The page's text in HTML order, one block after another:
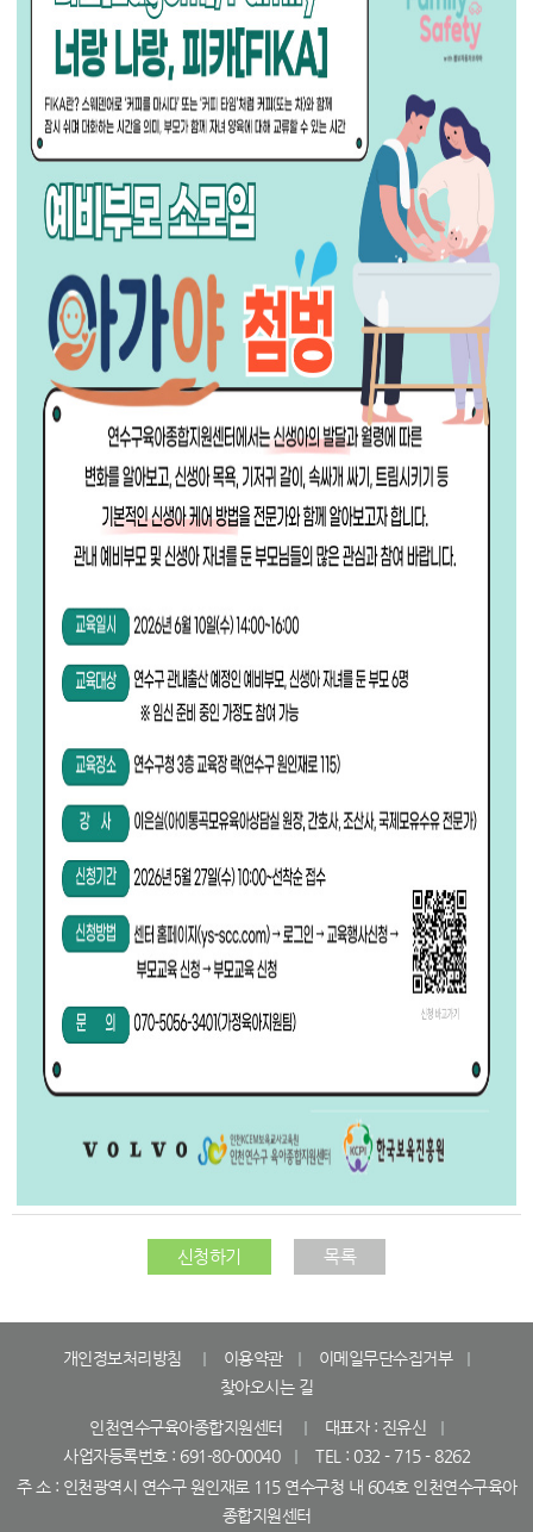
신청하기 목록
개인정보처리방침 이용약관
이메일무단수집거부
찾아오시는 길
인천연수구육아종합지원센터
대표자 : 진유신
사업자등록번호 : 691-80-00040
TEL : 032 - 715 - 8262
주 소 : 인천광역시 연수구 원인재로 115 연수구청 내 604호 인천연수구육아
종합지원센터